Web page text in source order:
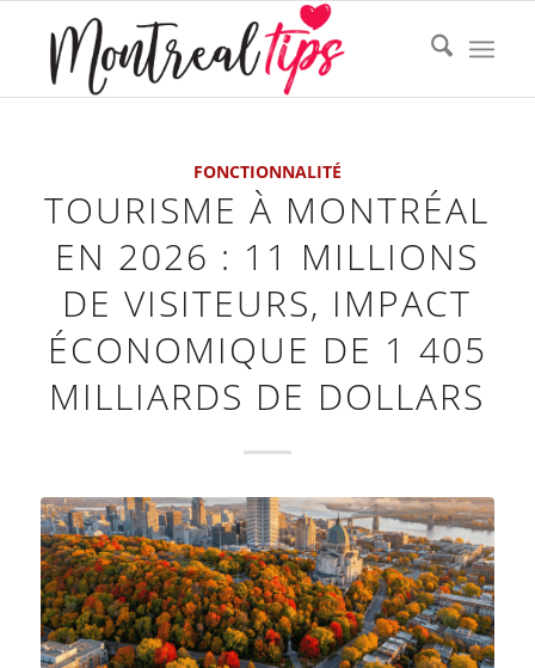
FONCTIONNALITÉ
TOURISME À MONTRÉAL
EN 2026 : 11 MILLIONS
DE VISITEURS, IMPACT
ÉCONOMIQUE DE 1 405
MILLIARDS DE DOLLARS